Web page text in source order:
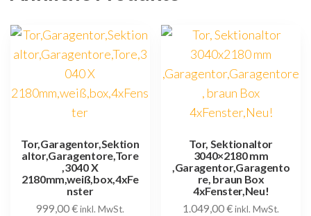
Tor,Garagentor,Sektion
altor,Garagentore,Tore
,3040 X
2180mm,weiß,box,4xFe
nster
999,00€inkl. MwSt.
Tor, Sektionaltor
3040×2180 mm
,Garagentor,Garagento
re, braun Box
4xFenster,Neu!
1.049,00€inkl. MwSt.